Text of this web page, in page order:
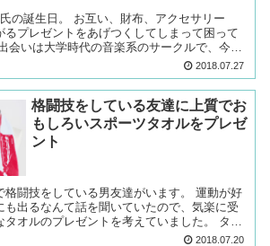
の誕生日。 お互い、財布、アクセサリー
るプレゼントをあげつくしてしまって困って
会いは大学時代の音楽系のサークルで、今も
るので、なにかスピーカーのようなものを...
2018.07.27
格闘技をしている友達に上質でお
もしろいスポーツタオルをプレゼ
ント
格闘技をしている男友達がいます。 運動が好
も出るなんて話を聞いていたので、気楽に受
タオルのプレゼントを考えていました。 タオ
る長さのものを選ぼうと最初から決めて...
2018.07.20